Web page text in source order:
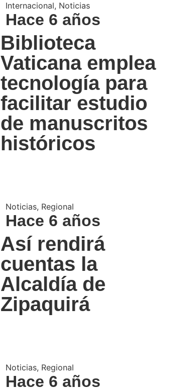
Internacional, Noticias
Hace 6 años
Biblioteca
Vaticana emplea
tecnología para
facilitar estudio
de manuscritos
históricos
Noticias, Regional
Hace 6 años
Así rendirá
cuentas la
Alcaldía de
Zipaquirá
Noticias, Regional
Hace 6 años